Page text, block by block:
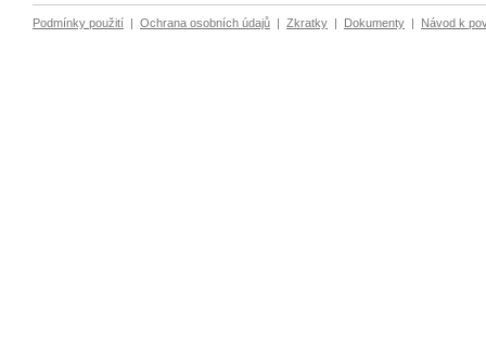
Podmínky použití | Ochrana osobních údajů | Zkratky | Dokumenty | Návod k